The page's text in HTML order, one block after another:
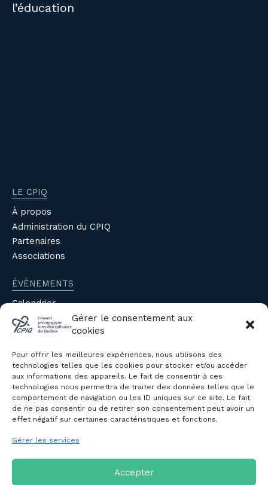
Gérer le consentement aux
cookies
Pour offrir les meilleures expériences, nous utilisons des
technologies telles que les cookies pour stocker et/ou accéder
aux informations des appareils. Le fait de consentir à ces
technologies nous permettra de traiter des données telles que le
comportement de navigation ou les ID uniques sur ce site. Le fait
de ne pas consentir ou de retirer son consentement peut avoir un
effet négatif sur certaines caractéristiques et fonctions.
Gérer les services
Accepter
l’éducation
LE CPIQ
À propos
Administration du CPIQ
Partenaires
Associations
ÉVÈNEMENTS
Calendrier
Évènements du CPIQ
Revue
Avis et mémoires
Autres publications
NOUS JOINDRE
Politique de confidentialité des
Politique de cookies (CA)